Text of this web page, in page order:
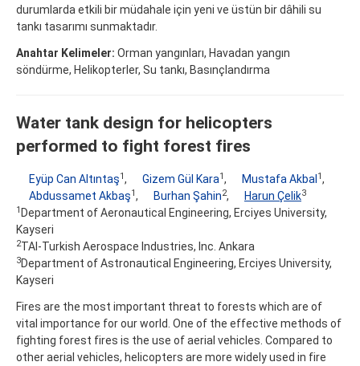
durumlarda etkili bir müdahale için yeni ve üstün bir dâhili su
tankı tasarımı sunmaktadır.
Anahtar Kelimeler: Orman yangınları, Havadan yangın
söndürme, Helikopterler, Su tankı, Basınçlandırma
Water tank design for helicopters
performed to fight forest fires
Eyüp Can Altıntaş1, Gizem Gül Kara1, Mustafa Akbal 1,
Abdussamet Akbaş1, Burhan Şahin2, Harun Çelik3
1 Department of Aeronautical Engineering, Erciyes University,
Kayseri
2TAI-Turkish Aerospace Industries, Inc. Ankara
3Department of Astronautical Engineering, Erciyes University,
Kayseri
Fires are the most important threat to forests which are of
vital importance for our world. One of the effective methods of
fighting forest fires is the use of aerial vehicles. Compared to
other aerial vehicles, helicopters are more widely used in fire